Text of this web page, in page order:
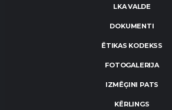
LKA VALDE
DOKUMENTI
ĒTIKAS KODEKSS
FOTOGALERIJA
IZMĒĢINI PATS
KĒRLINGS